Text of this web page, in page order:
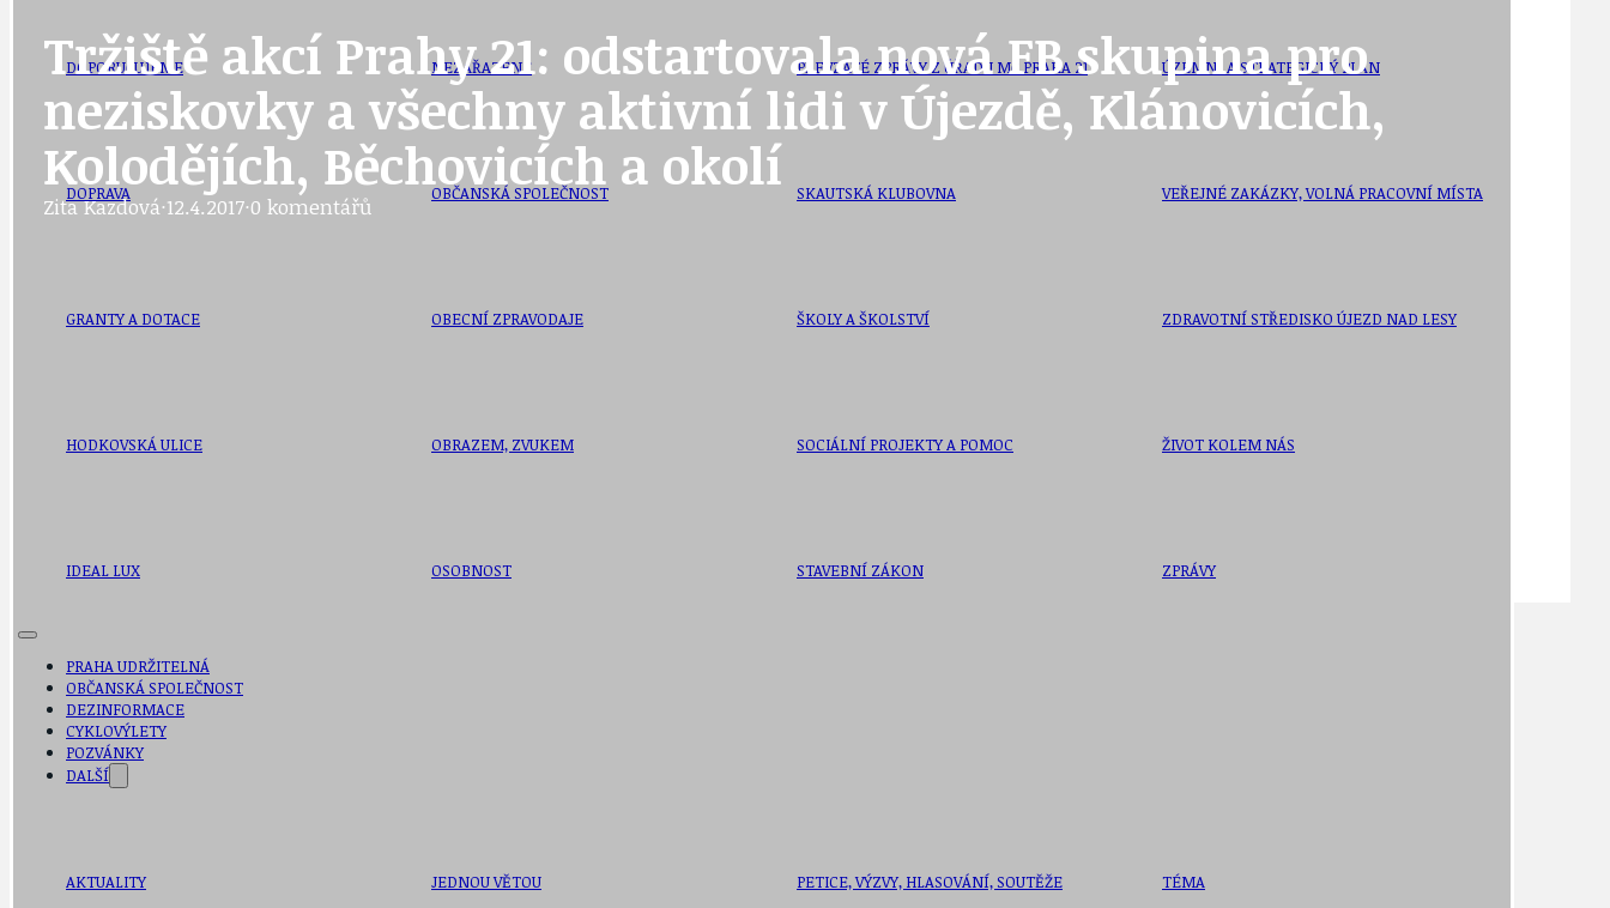
DOPORUČUJEME
DOPRAVA
GRANTY A DOTACE
HODKOVSKÁ ULICE
IDEAL LUX
NEZAŘAZENÉ
OBČANSKÁ SPOLEČNOST
OBECNÍ ZPRAVODAJE
OBRAZEM, ZVUKEM
OSOBNOST
PŘEVZATÉ ZPRÁVY Z ÚŘADU MČ PRAHA 21
SKAUTSKÁ KLUBOVNA
ŠKOLY A ŠKOLSTVÍ
SOCIÁLNÍ PROJEKTY A POMOC
STAVEBNÍ ZÁKON
ÚZEMNÍ A STRATEGICKÝ PLÁN
VEŘEJNÉ ZAKÁZKY, VOLNÁ PRACOVNÍ MÍSTA
ZDRAVOTNÍ STŘEDISKO ÚJEZD NAD LESY
ŽIVOT KOLEM NÁS
ZPRÁVY
PRAHA UDRŽITELNÁ
OBČANSKÁ SPOLEČNOST
DEZINFORMACE
CYKLOVÝLETY
POZVÁNKY
DALŠÍ
AKTUALITY JEDNOU VĚTOU PETICE, VÝZVY, HLASOVÁNÍ, SOUTĚŽE TÉMA
Tržiště akcí Prahy 21: odstartovala nová FB skupina pro
neziskovky a všechny aktivní lidi v Újezdě, Klánovicích,
Kolodějích, Běchovicích a okolí
Zita Kazdová·12.4.2017·0 komentářů